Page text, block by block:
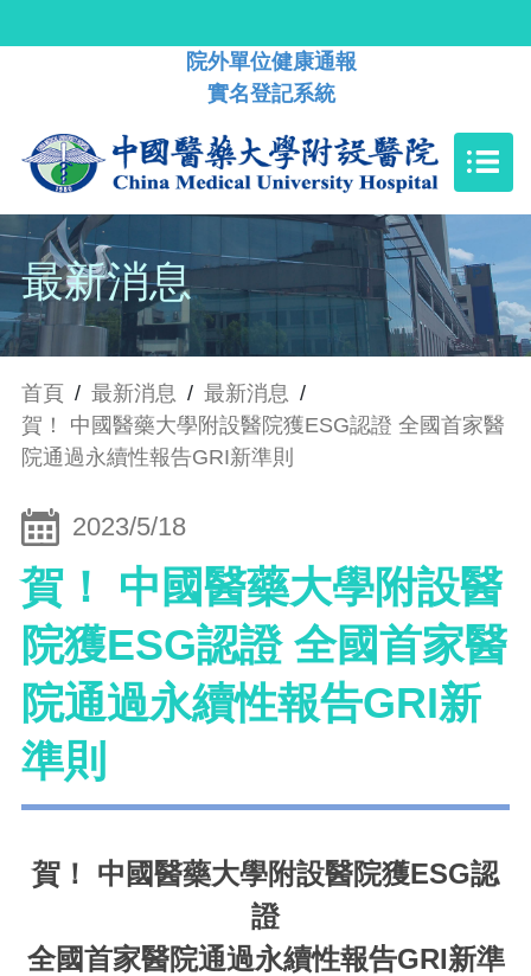
院外單位健康通報
實名登記系統
最新消息
首頁 / 最新消息 / 最新消息 /
賀！ 中國醫藥大學附設醫院獲ESG認證 全國首家醫
院通過永續性報告GRI新準則
2023/5/18
賀！ 中國醫藥大學附設醫
院獲ESG認證 全國首家醫
院通過永續性報告GRI新
準則
賀！ 中國醫藥大學附設醫院獲ESG認
證
全國首家醫院通過永續性報告GRI新準